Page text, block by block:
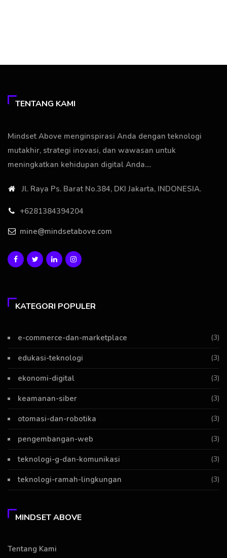
TENTANG KAMI
Mindset Above menginspirasi Anda dengan teknologi
mutakhir, strategi inovasi, dan wawasan untuk
meningkatkan kehidupan digital Anda....
Jl. Raya Ps. Barat No.384, DKI Jakarta, INDONESIA.
+6281384394204
mine@mindsetabove.com
KATEGORI POPULER
e-commerce-dan-marketplace (3)
edukasi-teknologi (3)
ekonomi-digital (3)
keamanan-siber (3)
otomasi-dan-robotika (3)
pengembangan-web (3)
teknologi-g-dan-komunikasi (3)
teknologi-ramah-lingkungan (3)
MINDSET ABOVE
Tentang Kami